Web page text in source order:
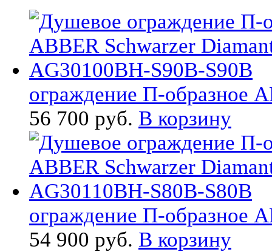
ограждение П-образное
56 700 руб. В корзину
ограждение П-образное
54 900 руб. В корзину